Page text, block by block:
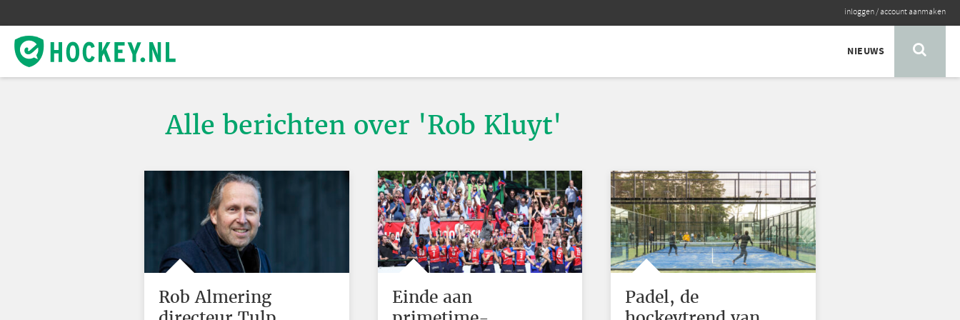
inloggen/account aanmaken
NIEUWS
Alle berichten over 'Rob Kluyt'
Rob Almering
Einde aan
Padel, de